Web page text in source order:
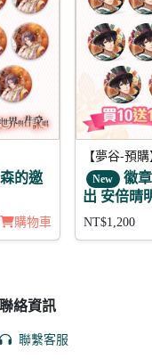
的邀
購物車
【夢谷-預購
New
徽
出 安倍晴
NT$1,200
聯絡資訊
聯繫客服